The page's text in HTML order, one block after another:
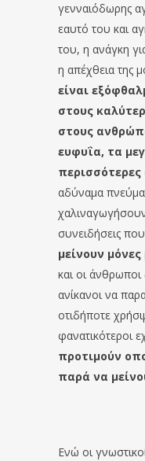
γενναιόδωρης
εαυτό του και
του, η ανάγκη
η απέχθεια της
είναι
στους
στους
ευφυΐα, τα
περισσότερες
αδύναμα
συνειδήσεις που
μείνουν
και οι άνθρωποι
ανίκανοι να
οτιδήποτε
φανατικότεροι
προτιμούν
παρά να
Ενώ οι